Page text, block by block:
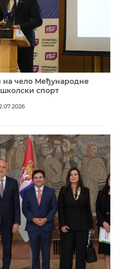
на чело Међународне
спорт